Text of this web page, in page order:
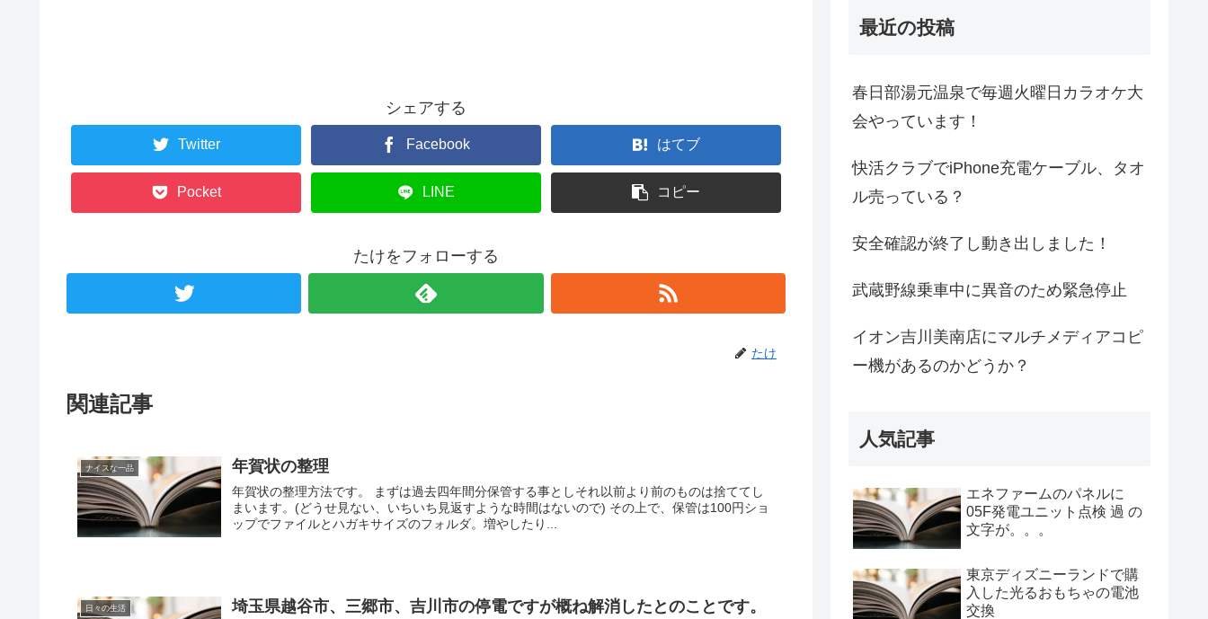
シェアする
Twitter Facebook はてブ
Pocket LINE コピー
たけをフォローする
たけ
関連記事
ナイスな一品 年賀状の整理
年賀状の整理方法です。 まずは過去四年間分保管する事としそれ以前より前のものは捨ててし
まいます。(どうせ見ない、いちいち見返すような時間はないので) その上で、保管は100円ショ
ップでファイルとハガキサイズのフォルダ。増やしたり...
日々の生活 埼玉県越谷市、三郷市、吉川市の停電ですが概ね解消したとのことです。
最近の投稿
春日部湯元温泉で毎週火曜日カラオケ大
会やっています！
快活クラブでiPhone充電ケーブル、タオ
ル売っている？
安全確認が終了し動き出しました！
武蔵野線乗車中に異音のため緊急停止
イオン吉川美南店にマルチメディアコピ
ー機があるのかどうか？
人気記事
エネファームのパネルに
05F発電ユニット点検 過 の
文字が。。。
東京ディズニーランドで購
入した光るおもちゃの電池
交換